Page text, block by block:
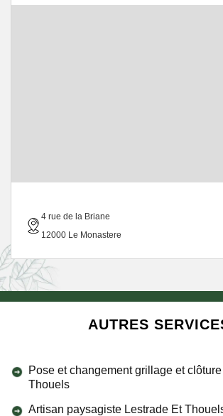
4 rue de la Briane
12000 Le Monastere
AUTRES
Pose et changement grillage et
Thouels
Artisan paysagiste Lestrade Et